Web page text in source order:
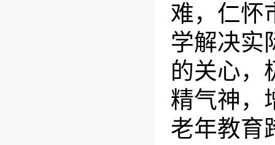
难，仁怀
学解决实
的关心，
精气神，
老年教育